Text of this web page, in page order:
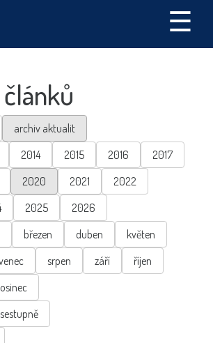
☰
archiv aktualit
2014 2015 2016
2017
2020 2021
2022
2025
2026
březen duben
květen
srpen září
říjen
sestupně